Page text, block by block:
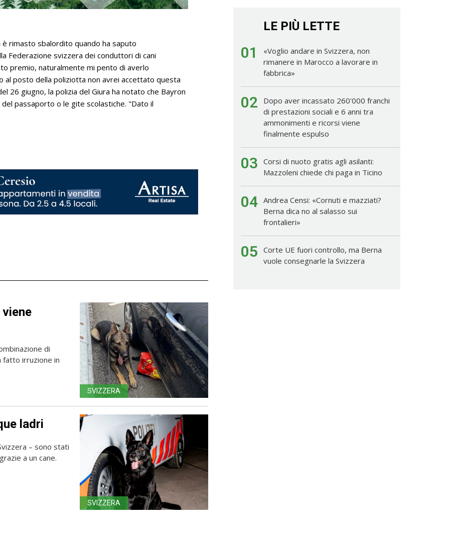
rimasto sbalordito quando ha saputo
Federazione svizzera dei conduttori di cani
premio, naturalmente mi pento di averlo
al posto della poliziotta non avrei accettato questa
26 giugno, la polizia del Giura ha notato che Bayron
passaporto o le gite scolastiche. "Dato il
di
fatto irruzione in
SVIZZERA
ladri
– sono stati
a un cane.
SVIZZERA
LE PIÙ LETTE
01
«Voglio andare in Svizzera, non
rimanere in Marocco a lavorare in
fabbrica»
02
Dopo aver incassato 260'000 franchi
di prestazioni sociali e 6 anni tra
ammonimenti e ricorsi viene
finalmente espulso
03 Corsi di nuoto gratis agli asilanti:
Mazzoleni chiede chi paga in Ticino
04 Andrea Censi: «Cornuti e mazziati?
Berna dica no al salasso sui
frontalieri»
05 Corte UE fuori controllo, ma Berna
vuole consegnarle la Svizzera